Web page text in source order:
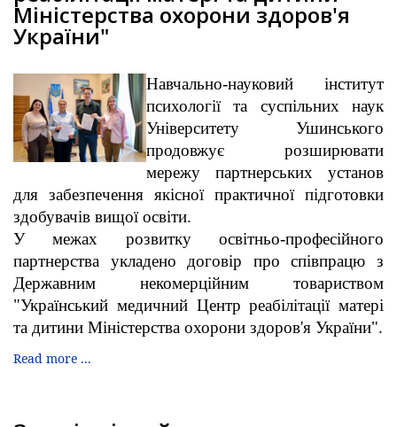
Міністерства охорони здоров'я
України"
Навчально-науковий інститут
психології та суспільних наук
Університету Ушинського
продовжує розширювати
мережу партнерських установ
для забезпечення якісної практичної підготовки
здобувачів вищої освіти.
У межах розвитку освітньо-професійного
партнерства укладено договір про співпрацю з
Державним некомерційним товариством
"Український медичний Центр реабілітації матері
та дитини Міністерства охорони здоров'я України".
Read more ...